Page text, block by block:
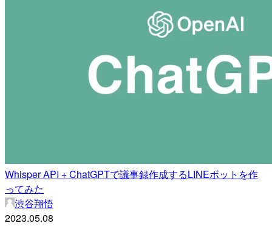
Whisper API + ChatGPTで議事録作成するLINEボットを作
ってみた
渋谷翔悟
2023.05.08